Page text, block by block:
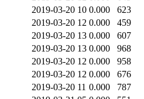
2019-03-20 10 0.000
623
2019-03-20 12 0.000
459
2019-03-20 13 0.000
607
2019-03-20 13 0.000
968
2019-03-20 12 0.000
958
2019-03-20 12 0.000
676
2019-03-20 11 0.000
787